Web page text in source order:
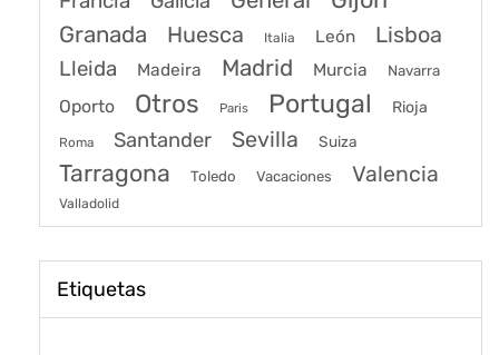
Granada Huesca Italia León Lisboa
Lleida Madeira Madrid Murcia Navarra
Oporto Otros Paris Portugal Rioja
Roma Santander Sevilla Suiza
Tarragona Toledo Vacaciones Valencia
Valladolid
Etiquetas